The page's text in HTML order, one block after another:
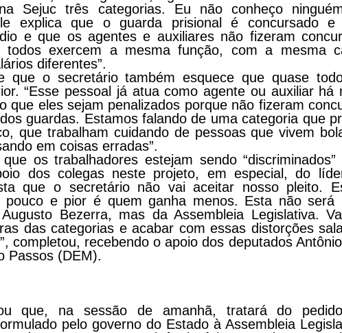
Sejuc três categorias. Eu não conheço
explica que o guarda prisional é concursado e
e que os agentes e auxiliares não fizeram
exercem a mesma função, com a mesma
diferentes”.
que o secretário também esquece que quase
“Esse pessoal já atua como agente ou auxiliar há
que eles sejam penalizados porque não fizeram
guardas. Estamos falando de uma categoria que
que trabalham cuidando de pessoas que vivem
em coisas erradas”.
os trabalhadores estejam sendo “discriminados”
dos colegas neste projeto, em especial, do
que o secretário não vai aceitar nosso pleito.
pouco e pior é quem ganha menos. Esta não será
Bezerra, mas da Assembleia Legislativa.
das categorias e acabar com essas distorções
completou, recebendo o apoio dos deputados
Passos (DEM).
que, na sessão de amanhã, tratará do
pelo governo do Estado à Assembleia